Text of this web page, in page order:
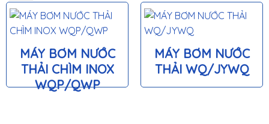
MÁY BƠM NƯỚC
THẢI CHÌM INOX
WQP/QWP
MÁY BƠM NƯỚC
THẢI WQ/JYWQ